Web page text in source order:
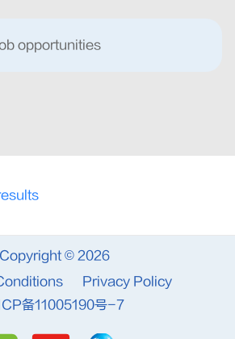
opportunities
Copyright © 2026
Privacy Policy
备11005190号-7